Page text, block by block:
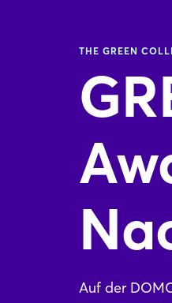
THE GREEN
Auf der